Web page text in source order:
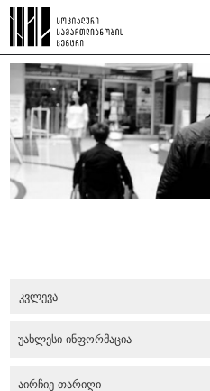
კვლევა
უახლესი ინფორმაცია